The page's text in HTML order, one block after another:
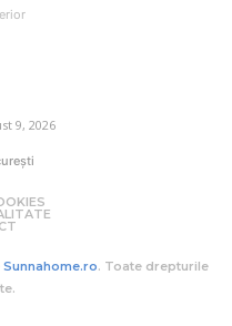
9, 2026
Sunnahome.ro. Toate drepturile